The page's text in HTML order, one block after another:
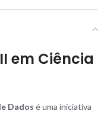
em Ciência
Dados é uma iniciativa